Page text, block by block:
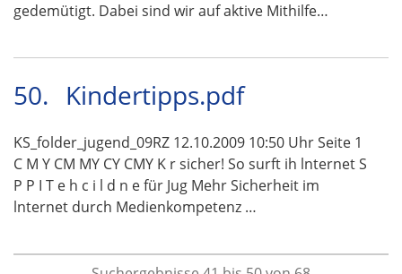
gedemütigt. Dabei sind wir auf aktive Mithilfe…
50. Kindertipps.pdf
KS_folder_jugend_09RZ 12.10.2009 10:50 Uhr Seite 1
C M Y CM MY CY CMY K r sicher! So surft ih lnternet S
P P I T e h c i l d n e für Jug Mehr Sicherheit im
lnternet durch Medienkompetenz …